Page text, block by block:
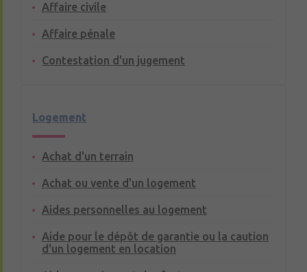
Affaire civile
Affaire pénale
Contestation d'un jugement
Logement
Achat d'un terrain
Achat ou vente d'un logement
Aides personnelles au logement
Aide pour le dépôt de garantie ou la caution
d'un logement en location